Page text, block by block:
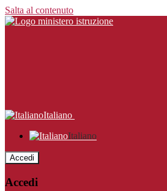
Salta al contenuto
Italiano
Italiano
Accedi
Accedi